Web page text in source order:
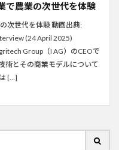
で農業の次世代を体験
次世代を体験 動画出典:
(24 April 2025)
Group（I AG）のCEOで
術とその商業モデルについて
[…]